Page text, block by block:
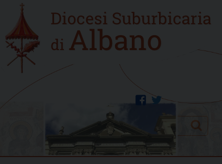
content
Home
new
twitter
facebook
Search